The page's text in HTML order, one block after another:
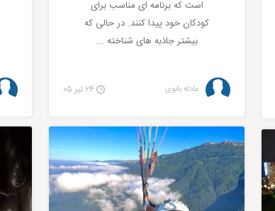
است که برنامه ای مناسب برای
کودکان خود پیدا کنند. در حالی که
بیشتر جاذبه های شناخته ...
عادله بانوی ۲۴ تیر ۰۵